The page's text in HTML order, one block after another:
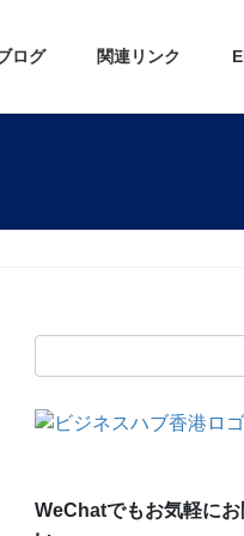
ログ 関連リンク
WeChatでもお気軽に